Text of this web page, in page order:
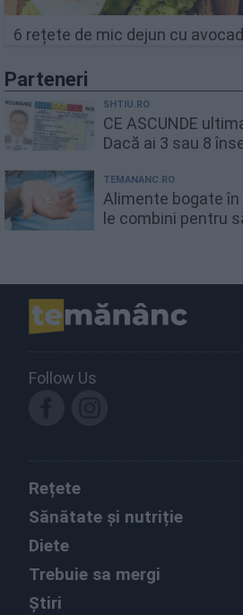
6 rețete de mic dejun cu
Parteneri
SHTIU.RO
CE ASCUNDE
Dacă ai 3 sau 8
TEMANANC.RO
Alimente bogate în
le combini pentru
Follow Us
Rețete
Sănătate și nutriție
Diete
Trebuie sa mergi
Știri